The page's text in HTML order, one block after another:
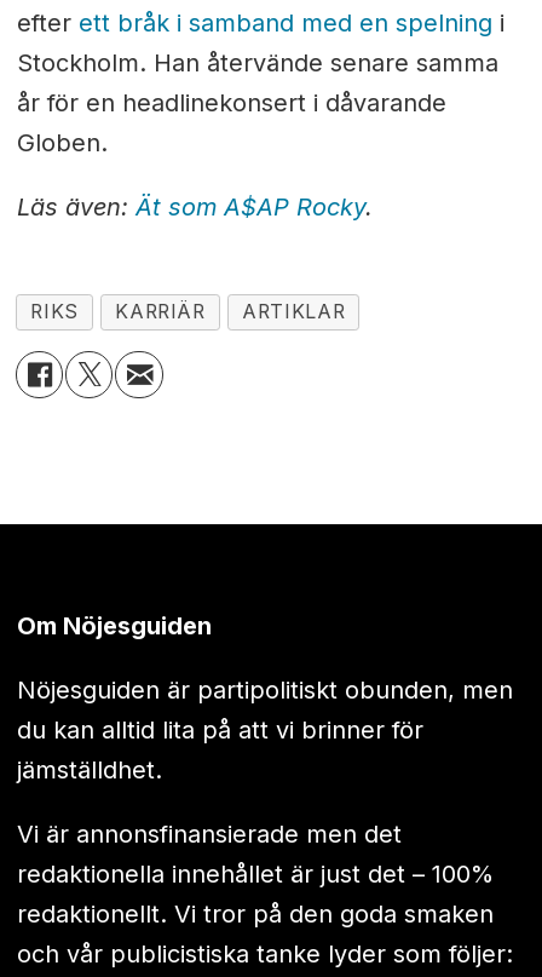
efter ett bråk i samband med en spelning i
Stockholm. Han återvände senare samma
år för en headlinekonsert i dåvarande
Globen.
Läs även: Ät som A$AP Rocky.
RIKS KARRIÄR ARTIKLAR
Om Nöjesguiden
Nöjesguiden är partipolitiskt obunden, men
du kan alltid lita på att vi brinner för
jämställdhet.
Vi är annonsfinansierade men det
redaktionella innehållet är just det – 100%
redaktionellt. Vi tror på den goda smaken
och vår publicistiska tanke lyder som följer: